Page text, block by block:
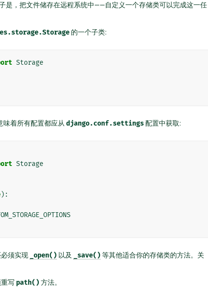
是，把文件储存在远程系统中——自定义一个存储类可以完成这一任
的一个子类:
Storage
味着所有配置都应从 django.conf.settings配置中获取:
Storage
):
须实现 _open() 以及 _save() 等其他适合你的存储类的方法。关
写 path() 方法。